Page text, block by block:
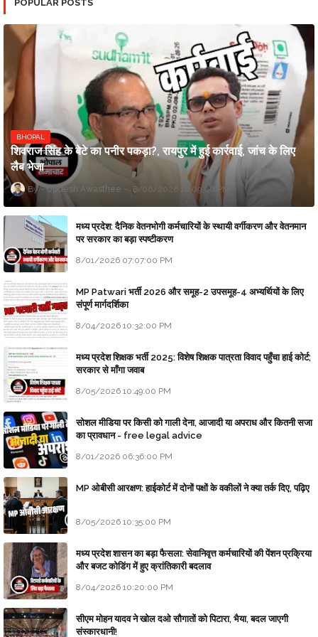
POPULAR POSTS
BHOPAL
शिवराज सिंह के बेटे का पनीर पकड़ा?, रायपुर में हुई कार्रवाई, जांच के लिए
लैब भेजा
Updesh Awasthee 8/06/2026 10:09:00 PM
मध्य प्रदेश: दैनिक वेतनभोगी कर्मचारियों के स्थायी वर्गीकरण और वेतनमान
पर सरकार का बड़ा स्पष्टीकरण
8/01/2026 07:07:00 PM
MP Patwari भर्ती 2026 और समूह-2 उपसमूह-4 अभ्यर्थियों के लिए
संपूर्ण मार्गदर्शिका
8/04/2026 10:32:00 PM
मध्य प्रदेश शिक्षक भर्ती 2025: विशेष शिक्षक पात्रता विवाद पहुँचा हाई कोर्ट;
सरकार से माँगा जवाब
8/05/2026 10:49:00 PM
सोशल मीडिया पर किसी को गाली देना, आजादी या अपराध और कितनी सजा
का प्रावधान - free legal advice
8/01/2026 06:36:00 PM
MP ओबीसी आरक्षण: हाईकोर्ट में दोनों पक्षों के वकीलों ने क्या तर्क दिए, पढ़िए
8/05/2026 10:35:00 PM
मध्य प्रदेश शासन का बड़ा फैसला: सेवानिवृत्त कर्मचारियों की पेंशन प्रक्रिया
और बजट कोडिंग में हुए क्रांतिकारी बदलाव
8/04/2026 10:20:00 PM
सीएम मोहन यादव ने खोल दओ सौगातों को पिटारा, भैया, बदल जाएगी
संस्कारधानी!